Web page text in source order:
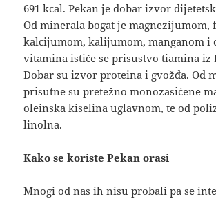
691 kcal. Pekan je dobar izvor
Od minerala bogat je magnezijumom,
kalcijumom, kalijumom, manganom i
vitamina ističe se prisustvo tiamina iz
Dobar su izvor proteina i gvožđa. Od
prisutne su pretežno monozasićene
oleinska kiselina uglavnom, te od
linolna.
Kako se koriste Pekan orasi
Mnogi od nas ih nisu probali pa se